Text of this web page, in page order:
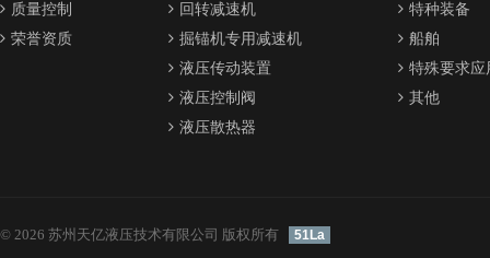
质量控制
荣誉资质
回转减速机
掘锚机专用减速机
液压传动装置
液压控制阀
液压散热器
特种装备
船舶
特殊要求应
其他
© 2026 苏州天亿液压技术有限公司 版权所有 51La